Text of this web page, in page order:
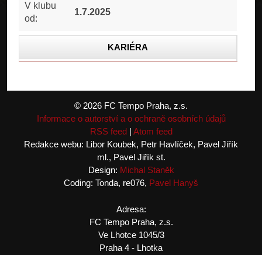
V klubu
od:
1.7.2025
KARIÉRA
FOTOGALERIE
© 2026 FC Tempo Praha, z.s.
Informace o autorství a o ochraně osobních údajů
RSS feed| Atom feed
Redakce webu: Libor Koubek, Petr Havlíček, Pavel Jiřík
ml., Pavel Jiřík st.
Design: Michal Staněk
Coding: Tonda, re076, Pavel Hanyš
Adresa:
FC Tempo Praha, z.s.
Ve Lhotce 1045/3
Praha 4 - Lhotka